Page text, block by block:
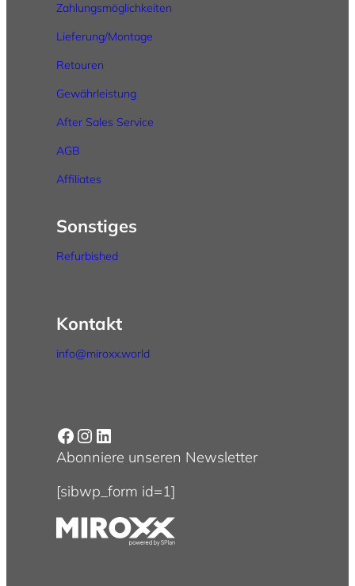
Zahlungsmöglichkeiten
Lieferung/Montage
Retouren
Gewährleistung
After Sales Service
AGB
Affiliates
Sonstiges
Refurbished
Kontakt
info@miroxx.world
Facebook Instagram LinkedIn
Abonniere unseren Newsletter
[sibwp_form id=1]